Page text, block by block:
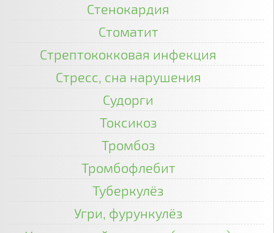
Стенокардия
Стоматит
Стрептококковая инфекция
Стресс, сна нарушения
Судорги
Токсикоз
Тромбоз
Тромбофлебит
Туберкулёз
Угри, фурункулёз